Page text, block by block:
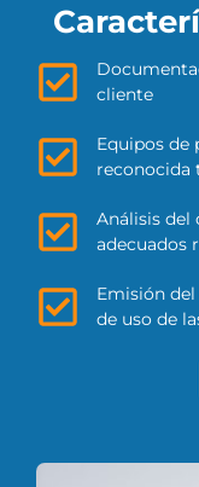
cliente
Equipos de
reconocida
Análisis del
adecuados
Emisión
de uso de